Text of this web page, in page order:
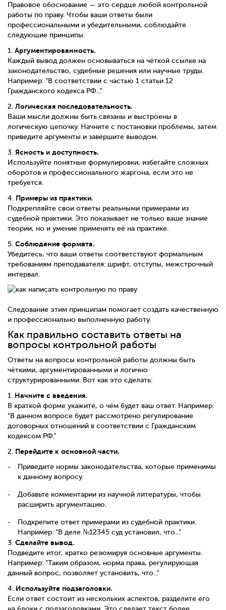
Правовое обоснование — это сердце любой контрольной
работы по праву. Чтобы ваши ответы были
профессиональными и убедительными, соблюдайте
следующие принципы:
1. Аргументированность.
Каждый вывод должен основываться на чёткой ссылке на
законодательство, судебные решения или научные труды.
Например: "В соответствии с частью 1 статьи 12
Гражданского кодекса РФ..."
2. Логическая последовательность.
Ваши мысли должны быть связаны и выстроены в
логическую цепочку. Начните с постановки проблемы, затем
приведите аргументы и завершите выводом.
3. Ясность и доступность.
Используйте понятные формулировки, избегайте сложных
оборотов и профессионального жаргона, если это не
требуется.
4. Примеры из практики.
Подкрепляйте свои ответы реальными примерами из
судебной практики. Это показывает не только ваше знание
теории, но и умение применять её на практике.
5. Соблюдение формата.
Убедитесь, что ваши ответы соответствуют формальным
требованиям преподавателя: шрифт, отступы, межстрочный
интервал.
Следование этим принципам помогает создать качественную
и профессионально выполненную работу.
Как правильно составить ответы на
вопросы контрольной работы
Ответы на вопросы контрольной работы должны быть
чёткими, аргументированными и логично
структурированными. Вот как это сделать:
1. Начните с введения.
В краткой форме укажите, о чём будет ваш ответ. Например:
"В данном вопросе будет рассмотрено регулирование
договорных отношений в соответствии с Гражданским
кодексом РФ."
2. Перейдите к основной части.
Приведите нормы законодательства, которые применимы
к данному вопросу.
Добавьте комментарии из научной литературы, чтобы
расширить аргументацию.
Подкрепите ответ примерами из судебной практики.
Например: "В деле №12345 суд установил, что..."
3. Сделайте вывод.
Подведите итог, кратко резюмируя основные аргументы.
Например: "Таким образом, норма права, регулирующая
данный вопрос, позволяет установить, что..."
4. Используйте подзаголовки.
Если ответ состоит из нескольких аспектов, разделите его